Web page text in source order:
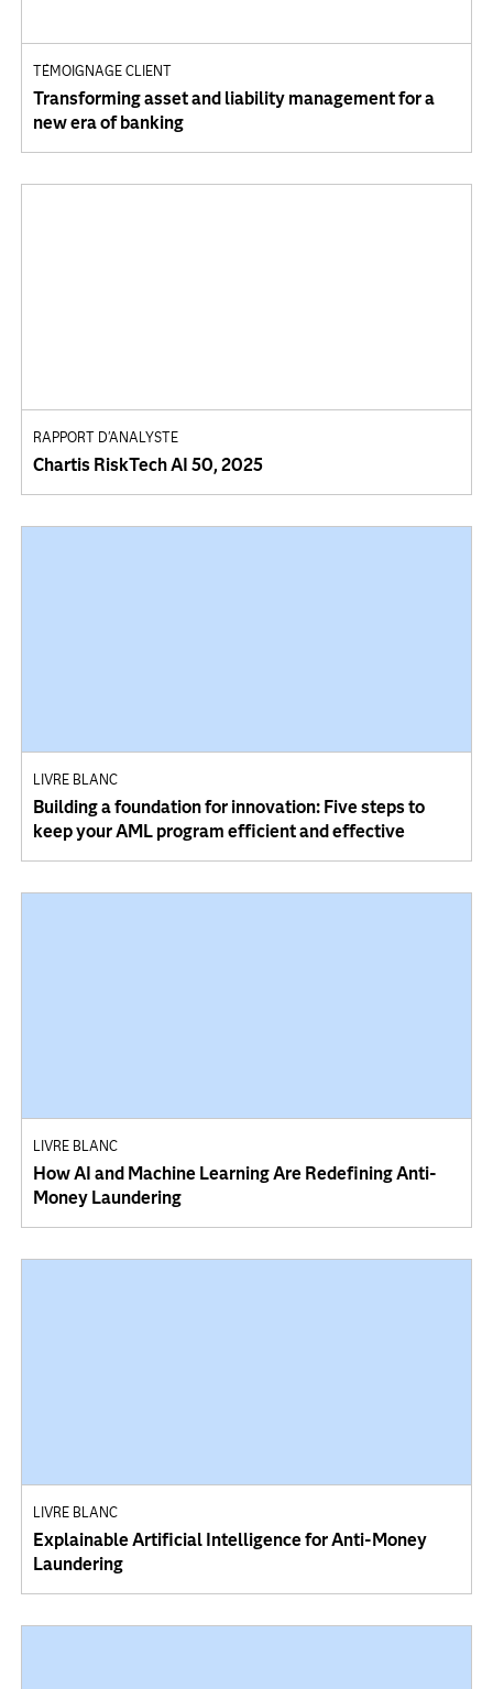
TÉMOIGNAGE CLIENT
Transforming asset and liability management for a
new era of banking
RAPPORT D'ANALYSTE
Chartis RiskTech AI 50, 2025
LIVRE BLANC
Building a foundation for innovation: Five steps to
keep your AML program efficient and effective
LIVRE BLANC
How AI and Machine Learning Are Redefining Anti-
Money Laundering
LIVRE BLANC
Explainable Artificial Intelligence for Anti-Money
Laundering